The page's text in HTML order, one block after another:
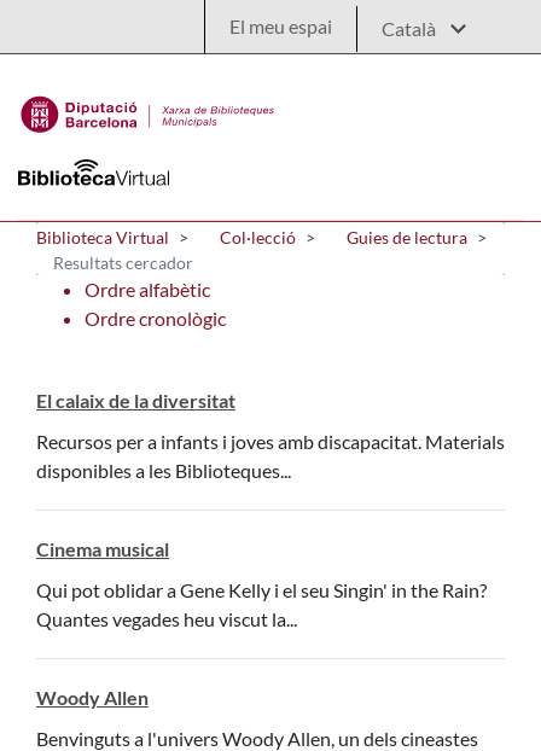
El meu espai
Biblioteca Virtual Col·lecció
Guies de lectura
Resultats cercador
Ordre alfabètic
Ordre cronològic
El calaix de la diversitat
Recursos per a infants i joves amb discapacitat. Materials
disponibles a les Biblioteques...
Cinema musical
Qui pot oblidar a Gene Kelly i el seu Singin' in the Rain?
Quantes vegades heu viscut la...
Woody Allen
Benvinguts a l'univers Woody Allen, un dels cineastes